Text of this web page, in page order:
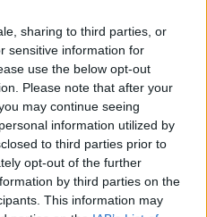
sharing to third parties, or
sensitive information for
use the below opt-out
Please note that after your
may continue seeing
information utilized by
to third parties prior to
opt-out of the further
by third parties on the
This information may